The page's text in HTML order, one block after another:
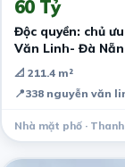
60 Tỷ
Độc quyền: chủ
Văn Linh- Đà
📐 211.4 m²
📍338 nguyễn văn
Nhà mặt phố ·